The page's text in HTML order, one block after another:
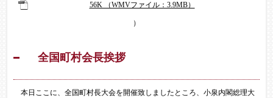
56K （WMVファイル：3.9MB）
）
全国町村会長挨拶
本日ここに、全国町村長大会を開催致しましたところ、小泉内閣総理大